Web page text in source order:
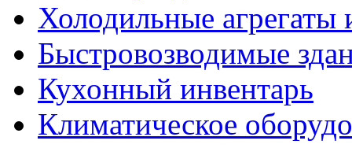
Холодильные агрегаты
Быстровозводимые
Кухонный инвентарь
Климатическое